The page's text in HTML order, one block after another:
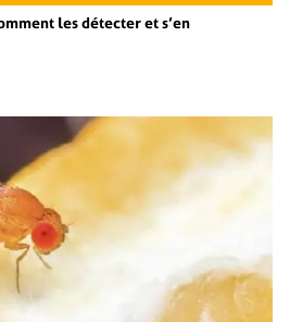
les détecter et s’en